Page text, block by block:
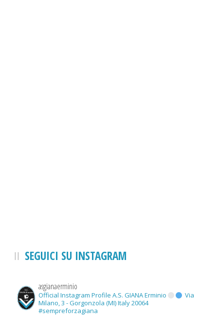
SEGUICI SU INSTAGRAM
asgianaerminio
Official Instagram Profile A.S. GIANA Erminio
Via
Milano, 3 - Gorgonzola (MI) Italy 20064
#sempreforzagiana